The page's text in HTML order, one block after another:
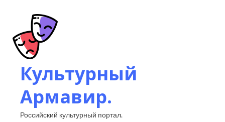
Культурный
Армавир.
Российский культурный портал.